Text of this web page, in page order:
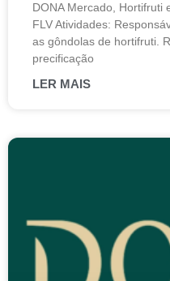
DONA Mercado, Hortifruti
FLV Atividades:
as gôndolas de hortifruti.
precificação
LER MAIS